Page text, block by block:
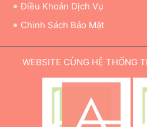
Điều Khoản Dịch Vụ
Chinh Sách Bảo Mật
WEBSITE CÙNG HỆ THỐNG